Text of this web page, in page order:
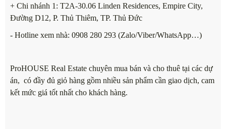
+ Chi nhánh 1: T2A-30.06 Linden Residences, Empire City,
Đường D12, P. Thủ Thiêm, TP. Thủ Đức
- Hotline xem nhà: 0908 280 293 (Zalo/Viber/WhatsApp…)
ProHOUSE Real Estate chuyên mua bán và cho thuê tại các dự
án, có đầy đủ giỏ hàng gồm nhiều sản phẩm cần giao dịch, cam
kết mức giá tốt nhất cho khách hàng.